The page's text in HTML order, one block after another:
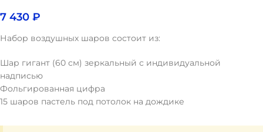
7 430 ₽
Набор воздушных шаров состоит из:
Шар гигант (60 см) зеркальный с индивидуальной
надписью
Фольгированная цифра
15 шаров пастель под потолок на дождике